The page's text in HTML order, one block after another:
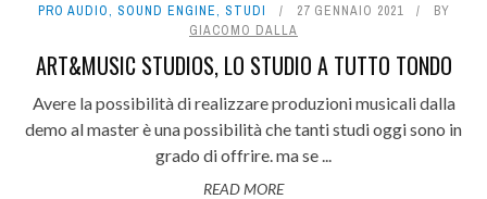
PRO AUDIO, SOUND ENGINE, STUDI 27 GENNAIO 2021
BY
GIACOMO DALLA
ART&MUSIC STUDIOS, LO STUDIO A TUTTO TONDO
Avere la possibilità di realizzare produzioni musicali dalla
demo al master è una possibilità che tanti studi oggi sono in
grado di offrire. ma se ...
READ MORE